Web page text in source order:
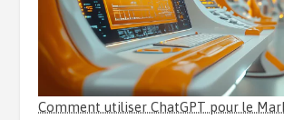
Comment utiliser ChatGPT pour le